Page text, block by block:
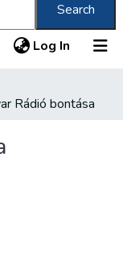
Search
Log In (current)
Rádió bontása